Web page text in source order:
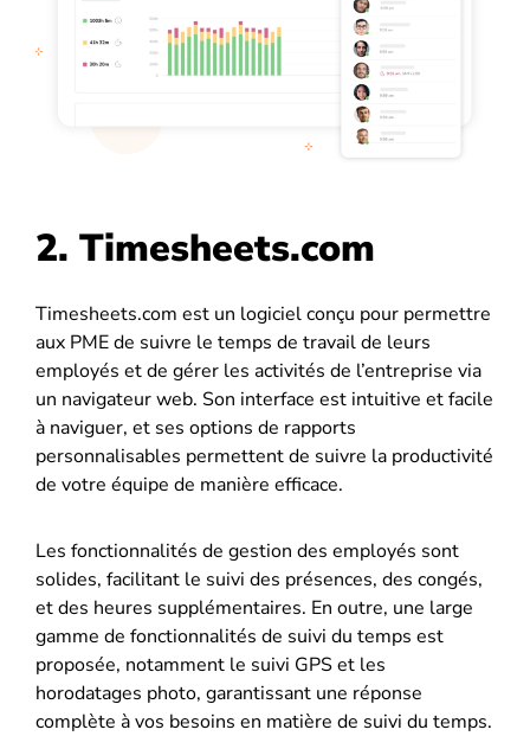
2. Timesheets.com
Timesheets.com est un logiciel conçu pour permettre
aux PME de suivre le temps de travail de leurs
employés et de gérer les activités de l’entreprise via
un navigateur web. Son interface est intuitive et facile
à naviguer, et ses options de rapports
personnalisables permettent de suivre la productivité
de votre équipe de manière efficace.
Les fonctionnalités de gestion des employés sont
solides, facilitant le suivi des présences, des congés,
et des heures supplémentaires. En outre, une large
gamme de fonctionnalités de suivi du temps est
proposée, notamment le suivi GPS et les
horodatages photo, garantissant une réponse
complète à vos besoins en matière de suivi du temps.